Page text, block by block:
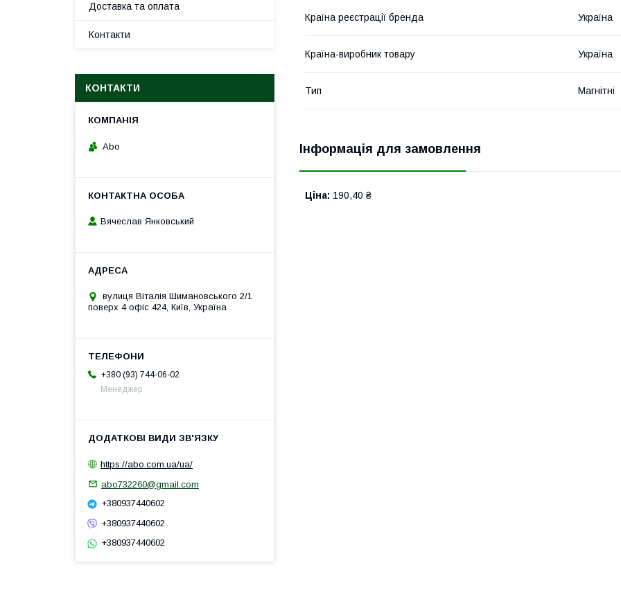
Країна реєстрації бренда Україна
Країна-виробник товару Україна
Тип Магнітні
Інформація для замовлення
Ціна: 190,40 ₴
Доставка та оплата
Контакти
КОНТАКТИ
Abo
Вячеслав Янковський
вулиця Віталія Шимановського 2/1
поверх 4 офіс 424, Київ, Україна
+380 (93) 744-06-02
Менеджер
https://abo.com.ua/ua/
abo732260@gmail.com
+380937440602
+380937440602
+380937440602